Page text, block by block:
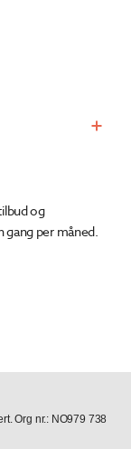
og
gang per måned.
Org nr.: NO979 738